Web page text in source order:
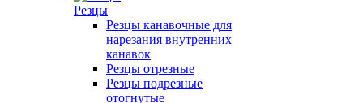
Резцы
Резцы канавочные для
нарезания внутренних
канавок
Резцы отрезные
Резцы подрезные
отогнутые